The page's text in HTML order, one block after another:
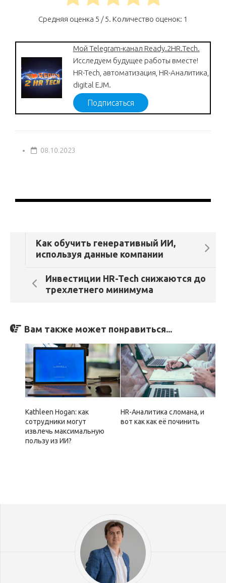
Средняя оценка 5 / 5. Количество оценок: 1
Мой Telegram-канал Ready.2HR.Tech.
Исследуем будущее работы вместе!
HR-Tech, автоматизация, HR-Аналитика,
digital EJM.
Подписаться
08.10.2023
Как обучить генеративный ИИ,
используя данные компании
Инвестиции HR-Tech снижаются до
трехлетнего минимума
Вам также может понравиться...
Kathleen Hogan: как
сотрудники могут
извлечь максимальную
пользу из ИИ?
HR-Аналитика сломана, и
вот как как её починить